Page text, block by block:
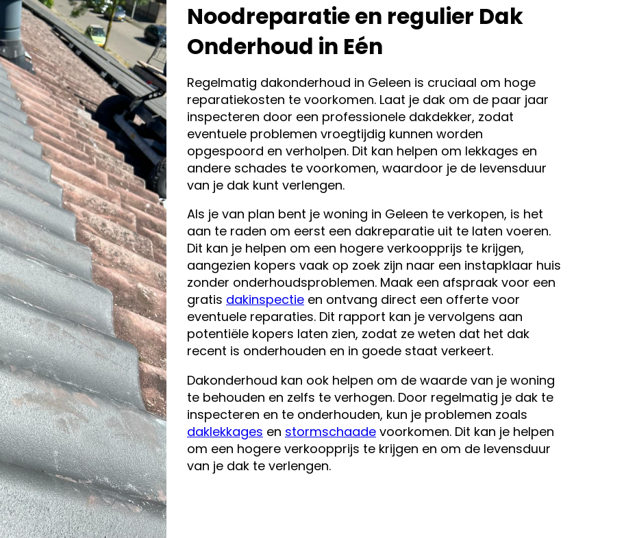
Noodreparatie en regulier Dak
Onderhoud in Eén
Regelmatig dakonderhoud in Geleen is cruciaal om hoge
reparatiekosten te voorkomen. Laat je dak om de paar jaar
inspecteren door een professionele dakdekker, zodat
eventuele problemen vroegtijdig kunnen worden
opgespoord en verholpen. Dit kan helpen om lekkages en
andere schades te voorkomen, waardoor je de levensduur
van je dak kunt verlengen.
Als je van plan bent je woning in Geleen te verkopen, is het
aan te raden om eerst een dakreparatie uit te laten voeren.
Dit kan je helpen om een hogere verkoopprijs te krijgen,
aangezien kopers vaak op zoek zijn naar een instapklaar huis
zonder onderhoudsproblemen. Maak een afspraak voor een
gratis dakinspectieen ontvang direct een offerte voor
eventuele reparaties. Dit rapport kan je vervolgens aan
potentiële kopers laten zien, zodat ze weten dat het dak
recent is onderhouden en in goede staat verkeert.
Dakonderhoud kan ook helpen om de waarde van je woning
te behouden en zelfs te verhogen. Door regelmatig je dak te
inspecteren en te onderhouden, kun je problemen zoals
daklekkages en stormschaadevoorkomen. Dit kan je helpen
om een hogere verkoopprijs te krijgen en om de levensduur
van je dak te verlengen.